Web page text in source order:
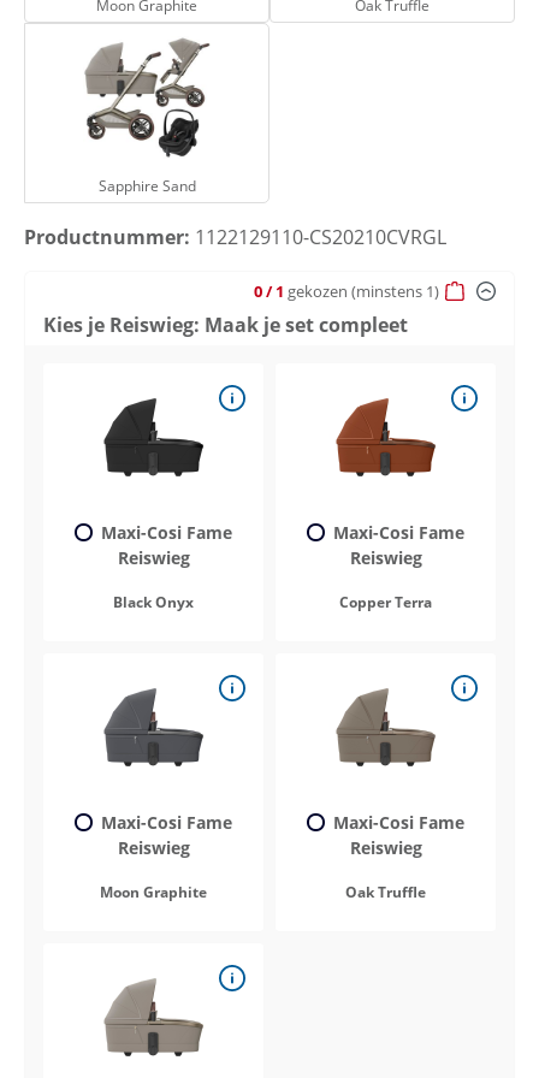
Moon Graphite Oak Truffle
Sapphire Sand
Sapphire Sand
Productnummer: 1122129110-CS20210CVRGL
Kies je Reiswieg: Maak je set compleet
0/ 1 gekozen (minstens 1)
Maxi-Cosi Fame
Reiswieg
Black Onyx
Maxi-Cosi Fame
Reiswieg
Copper Terra
Maxi-Cosi Fame
Reiswieg
Moon Graphite
Maxi-Cosi Fame
Reiswieg
Oak Truffle